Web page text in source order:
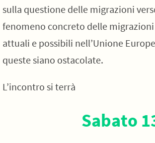
sulla questione delle migrazioni
fenomeno concreto delle
attuali e possibili nell’Unione
queste siano ostacolate.
L’incontro si terrà
Sabato